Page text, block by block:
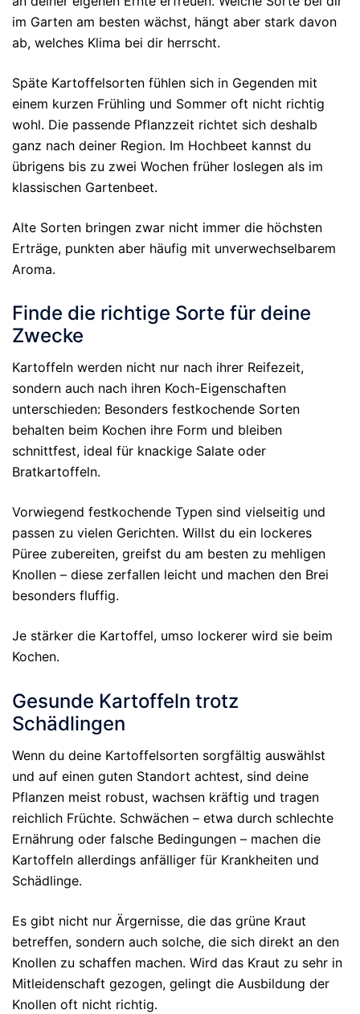
im Garten am besten wächst, hängt aber stark davon
ab, welches Klima bei dir herrscht.
Späte Kartoffelsorten fühlen sich in Gegenden mit
einem kurzen Frühling und Sommer oft nicht richtig
wohl. Die passende Pflanzzeit richtet sich deshalb
ganz nach deiner Region. Im Hochbeet kannst du
übrigens bis zu zwei Wochen früher loslegen als im
klassischen Gartenbeet.
Alte Sorten bringen zwar nicht immer die höchsten
Erträge, punkten aber häufig mit unverwechselbarem
Aroma.
Finde die richtige Sorte für deine
Zwecke
Kartoffeln werden nicht nur nach ihrer Reifezeit,
sondern auch nach ihren Koch-Eigenschaften
unterschieden: Besonders festkochende Sorten
behalten beim Kochen ihre Form und bleiben
schnittfest, ideal für knackige Salate oder
Bratkartoffeln.
Vorwiegend festkochende Typen sind vielseitig und
passen zu vielen Gerichten. Willst du ein lockeres
Püree zubereiten, greifst du am besten zu mehligen
Knollen – diese zerfallen leicht und machen den Brei
besonders fluffig.
Je stärker die Kartoffel, umso lockerer wird sie beim
Kochen.
Gesunde Kartoffeln trotz
Schädlingen
Wenn du deine Kartoffelsorten sorgfältig auswählst
und auf einen guten Standort achtest, sind deine
Pflanzen meist robust, wachsen kräftig und tragen
reichlich Früchte. Schwächen – etwa durch schlechte
Ernährung oder falsche Bedingungen – machen die
Kartoffeln allerdings anfälliger für Krankheiten und
Schädlinge.
Es gibt nicht nur Ärgernisse, die das grüne Kraut
betreffen, sondern auch solche, die sich direkt an den
Knollen zu schaffen machen. Wird das Kraut zu sehr in
Mitleidenschaft gezogen, gelingt die Ausbildung der
Knollen oft nicht richtig.